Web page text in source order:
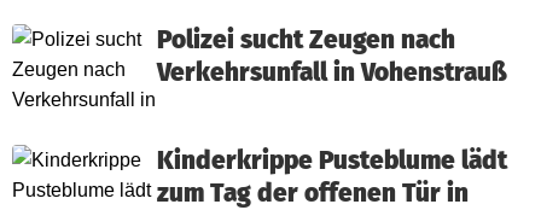
Polizei sucht Zeugen nach
Verkehrsunfall in Vohenstrauß
Kinderkrippe Pusteblume lädt
zum Tag der offenen Tür in